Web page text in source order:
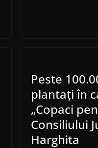
Peste
plantaţi în
„Copaci
Consiliului
Harghita